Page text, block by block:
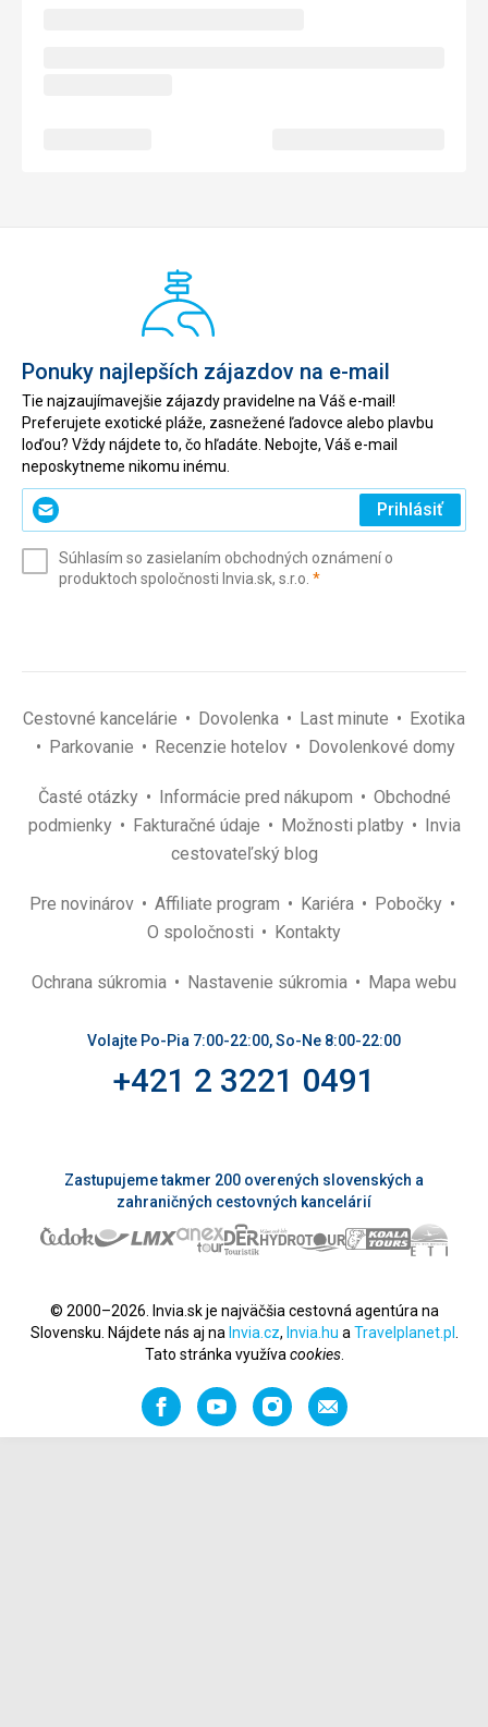
Ponuky najlepších zájazdov na e-mail
Tie najzaujímavejšie zájazdy pravidelne na Váš e-mail!
Preferujete exotické pláže, zasnežené ľadovce alebo plavbu
loďou? Vždy nájdete to, čo hľadáte. Nebojte, Váš e-mail
neposkytneme nikomu inému.
Zadajte
svoj
(povinné)
Prihlásiť
Súhlasím so zasielaním obchodných oznámení o
produktoch spoločnosti Invia.sk, s.r.o. *(povinné)
Cestovné kancelárie Dovolenka Last minute
Exotika
Parkovanie
Recenzie hotelov Dovolenkové domy
Časté otázky Informácie pred nákupom
Obchodné
podmienky
Fakturačné údaje Možnosti platby
Invia
cestovateľský blog
Pre novinárov Affiliate program Kariéra
Pobočky
O spoločnosti
Kontakty
Ochrana súkromia Nastavenie súkromia Mapa webu
Volajte Po-Pia 7:00-22:00, So-Ne 8:00-22:00
+421 2 3221 0491
Zastupujeme takmer 200 overených slovenských a
zahraničných cestovných kancelárií
© 2000–2026. Invia.sk je najväčšia cestovná agentúra na
Slovensku. Nájdete nás aj na Invia.cz, Invia.hu a Travelplanet.pl
Tato stránka využíva cookies.
FacebookYouTubeInstagramOdporučiť